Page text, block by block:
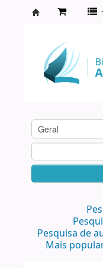
Agamenon
Magalhães
Pesquisa de
Mais